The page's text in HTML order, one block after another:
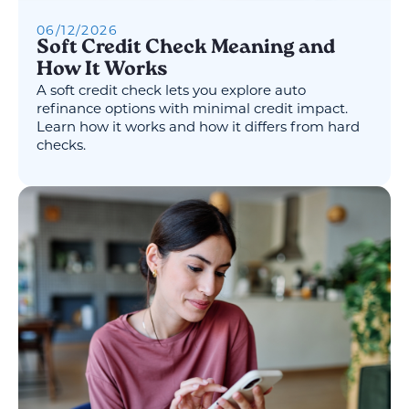
06/12/2026
Soft Credit Check Meaning and
How It Works
A soft credit check lets you explore auto
refinance options with minimal credit impact.
Learn how it works and how it differs from hard
checks.